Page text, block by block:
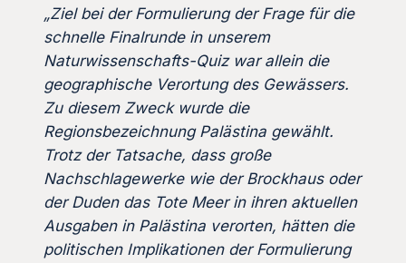
„Ziel bei der Formulierung der Frage für die
schnelle Finalrunde in unserem
Naturwissenschafts-Quiz war allein die
geographische Verortung des Gewässers.
Zu diesem Zweck wurde die
Regionsbezeichnung Palästina gewählt.
Trotz der Tatsache, dass große
Nachschlagewerke wie der Brockhaus oder
der Duden das Tote Meer in ihren aktuellen
Ausgaben in Palästina verorten, hätten die
politischen Implikationen der Formulierung